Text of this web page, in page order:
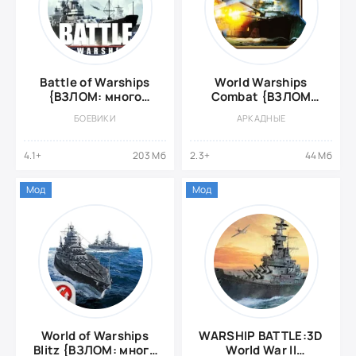
Battle of Warships
{ВЗЛОМ: много
БОЕВИКИ
4.1+ 203 Мб
World Warships
Combat {ВЗЛОМ
АРКАДНЫЕ
2.3+ 44 Мб
World of Warships
Blitz {ВЗЛОМ: много
Мод
WARSHIP BATTLE:3D
World War II
Мод